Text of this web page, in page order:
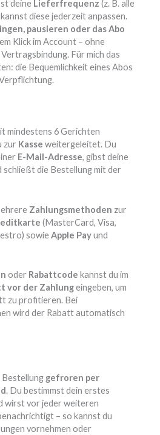
deine Lieferfrequenz (z. B. alle
diese jederzeit anpassen.
pausieren oder das Abo
Klick im Account – ohne
Für mich das
die Bequemlichkeit eines Abos
mindestens 6 Gerichten
zur Kasse weitergeleitet. Du
E-Mail-Adresse, gibst deine
schließt die Bestellung mit der
Zahlungsmethoden zur
(MasterCard, Visa,
sowieApple Payund
oder Rabattcode kannst du im
vor der Zahlungeingeben, um
zu profitieren. Bei
wird der Rabatt automatisch
Bestellung gefroren per
. Du bestimmst dein erstes
wirst vor jeder weiteren
– so kannst du
vornehmen oder